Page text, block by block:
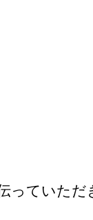
っていた